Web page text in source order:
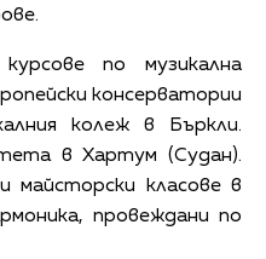
по музикална
консерватории
колеж в Бъркли.
в Хартум (Судан).
класове в
провеждани по